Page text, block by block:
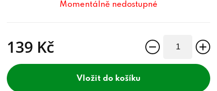
Momentálně nedostupné
139 Kč
do košíku